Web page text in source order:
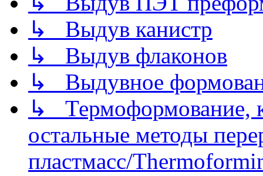
↳ Выдув канистр
↳ Выдув флаконов
↳ Выдувное
↳ Термоформование,
остальные методы
пластмасс/